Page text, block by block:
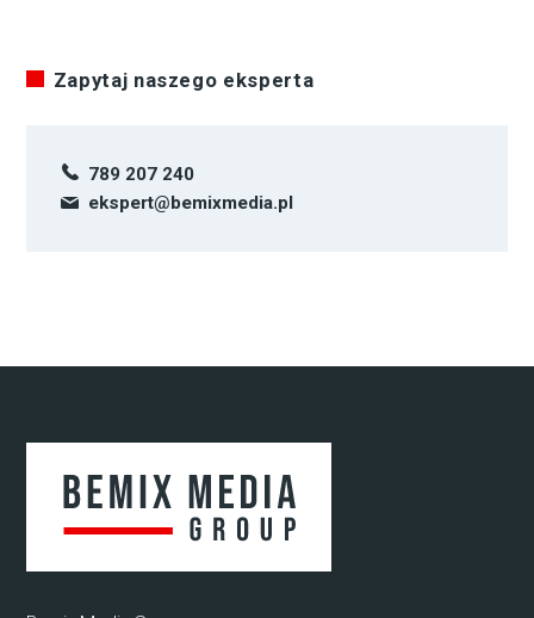
Zapytaj naszego eksperta
789 207 240
ekspert@bemixmedia.pl